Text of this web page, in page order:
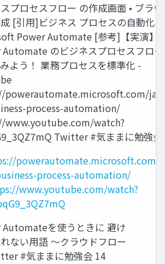
プロセスフロー の作成画面 • ブラ
[引用]ビジネス プロセスの自動化 |
Power Automate [参考]【実演】
のビジネスプロセスフロ
よう！ 業務プロセスを標準化 -
powerautomate.microsoft.com/ja-
process-automation/
www.youtube.com/watch?
Twitter #気ままに勉強会
powerautomate.microsoft.com/
process-automation/
www.youtube.com/watch?
を使うときに 避け
ない用語 ～クラウドフロー
#気ままに勉強会 14